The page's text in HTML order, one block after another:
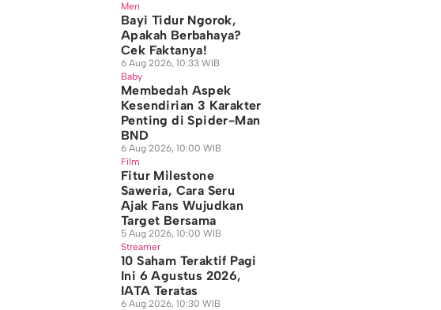
Men
Bayi Tidur Ngorok,
Apakah Berbahaya?
Cek Faktanya!
6 Aug 2026, 10:33 WIB
Baby
Membedah Aspek
Kesendirian 3 Karakter
Penting di Spider-Man
BND
6 Aug 2026, 10:00 WIB
Film
Fitur Milestone
Saweria, Cara Seru
Ajak Fans Wujudkan
Target Bersama
5 Aug 2026, 10:00 WIB
Streamer
10 Saham Teraktif Pagi
Ini 6 Agustus 2026,
IATA Teratas
6 Aug 2026, 10:30 WIB